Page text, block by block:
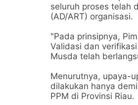
seluruh proses telah
(AD/ART) organisasi.
"Pada prinsipnya,
Validasi dan
Musda telah
Menurutnya, upaya-
dilakukan hanya
PPM di Provinsi Riau.